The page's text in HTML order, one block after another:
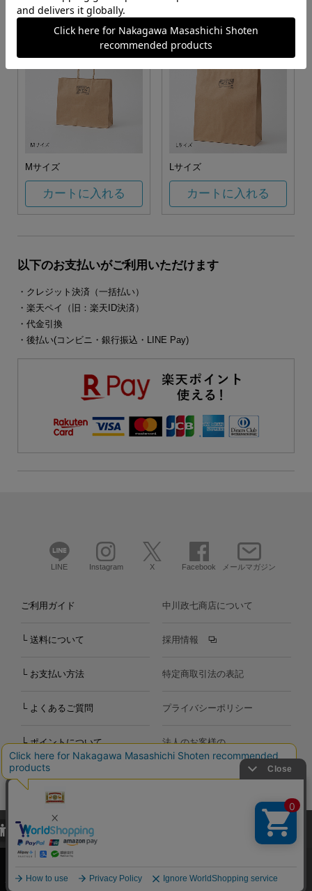
Mサイズ
カートに入れる
Lサイズ
カートに入れる
以下のお支払いがご利用いただけます
・クレジット決済（一括払い）
・楽天ペイ（旧：楽天ID決済）
・代金引換
・後払い(コンビニ・銀行振込・LINE Pay)
LINE Instagram X Facebook メールマガジン
ご利用ガイド
└ 送料について
└ お支払い方法
└ よくあるご質問
└ ポイントについて
お問い合わせ
中川政七商店について
採用情報
特定商取引法の表記
プライバシーポリシー
法人のお客様の
お問い合わせ
Copyright©2000-2026
Nakagawa Masashichi Shoten All Rights Reserved.
当サイトでは、当サイト内における閲覧履歴・属性情報などの取得およ
び利便性向上のためにクッキー（Cookie）を使用いたします。詳細に
関しては「プライバシーポリシー
承諾する